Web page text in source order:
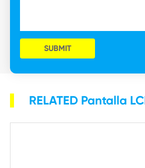
SUBMIT
RELATED Pantalla